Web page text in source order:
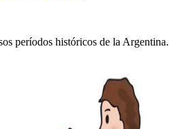
períodos históricos de la Argentina.